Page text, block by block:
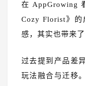
在 AppGrowing
Cozy Florist》
感，其实也带来
过去提到产品差
玩法融合与迁移